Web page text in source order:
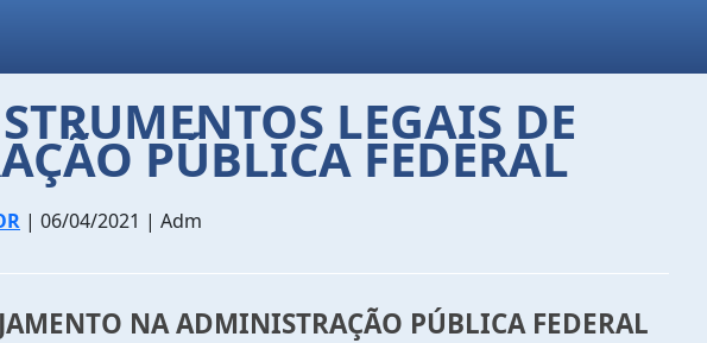
LEGAIS DE
PÚBLICA FEDERAL
| 06/04/2021 | Adm
NA ADMINISTRAÇÃO PÚBLICA FEDERAL